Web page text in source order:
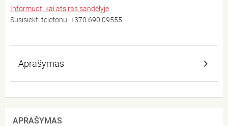
Informuoti kai atsiras sandėlyje
Susisiekti telefonu: +370 690 09555
Aprašymas
APRAŠYMAS